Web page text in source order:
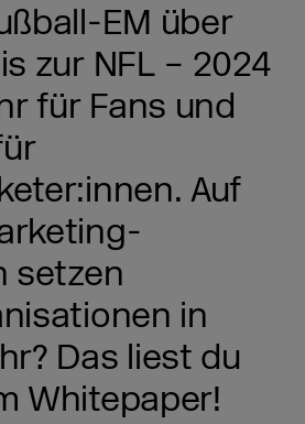
EM über
zur NFL – 2024
für Fans und
Auf
setzen
in
Das liest du
Whitepaper!